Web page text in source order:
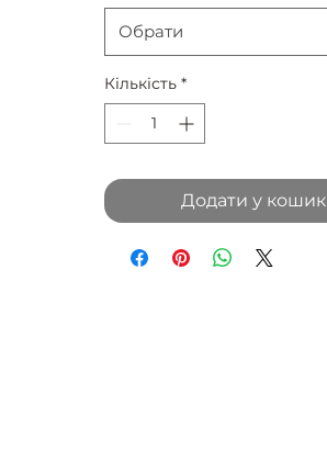
Обрати
Кількість *
Додати у кошик